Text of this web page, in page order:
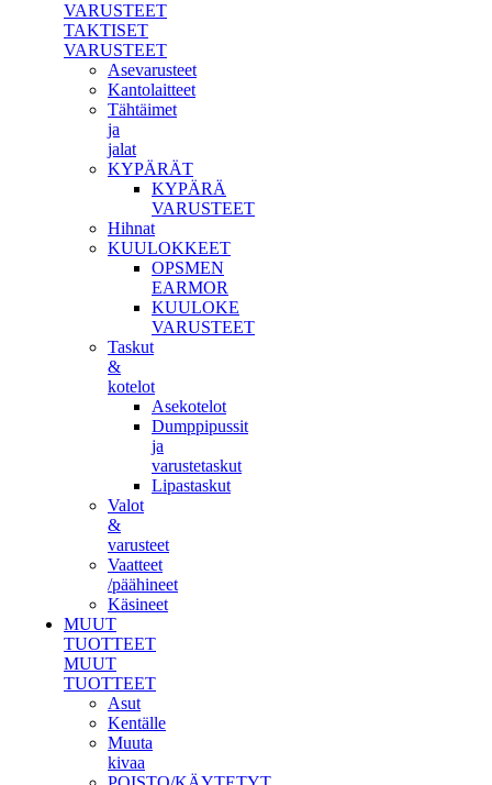
VARUSTEET
TAKTISET
VARUSTEET
Asevarusteet
Kantolaitteet
Tähtäimet
ja
jalat
KYPÄRÄT
KYPÄRÄ
VARUSTEET
Hihnat
KUULOKKEET
OPSMEN
EARMOR
KUULOKE
VARUSTEET
Taskut
&
kotelot
Asekotelot
Dumppipussit
ja
varustetaskut
Lipastaskut
Valot
&
varusteet
Vaatteet
/päähineet
Käsineet
MUUT
TUOTTEET
MUUT
TUOTTEET
Asut
Kentälle
Muuta
kivaa